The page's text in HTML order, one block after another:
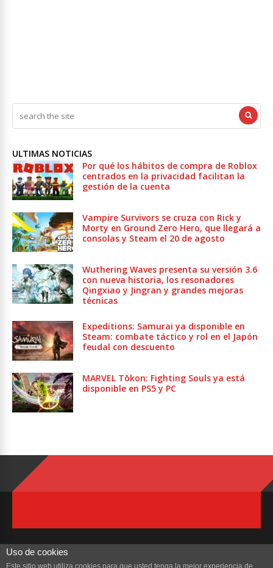
ULTIMAS NOTICIAS
Por qué los hábitos de compra de Roblox
centrados en la privacidad facilitan la
gestión de la cuenta
Vampire Survivors se cruza con Rick y
Morty en Ground Zero Hero, que llegará a
consolas y Steam el 20 de agosto
Wuthering Waves presenta su versión 3.6
con nueva historia, los resonadores
Qingxiao y Jingran y grandes mejoras
técnicas
Expeditions: Samurai ya disponible en
Steam: combate táctico y rol en el Japón
feudal con descuento
MARVEL Tōkon: Fighting Souls ya está
disponible en PS5 y PC
Uso de cookies
Este sitio web utiliza cookies para que usted tenga la mejor experiencia de